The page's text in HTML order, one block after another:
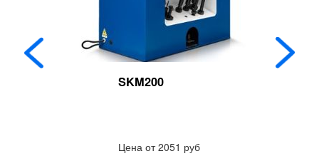
SKM200
Цена от 2051 руб